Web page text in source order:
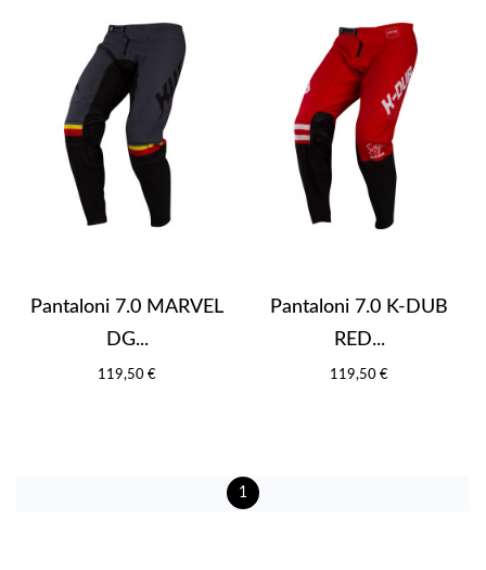
Pantaloni 7.0 MARVEL
DG...
119,50 €
Pantaloni 7.0 K-DUB
RED...
119,50 €
1